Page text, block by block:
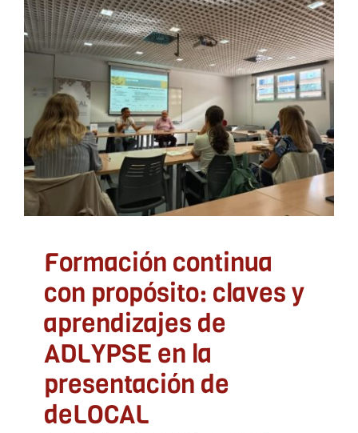
Formación continua con
propósito: claves y
aprendizajes de ADLYPSE
en la presentación de
deLOCAL
ADLYPSE Alicante ADLYPSE Castellón ADLYPSE
CV ADLYPSE Valencia Formación y Jornadas
Formación continua
con propósito: claves y
aprendizajes de
ADLYPSE en la
presentación de
deLOCAL